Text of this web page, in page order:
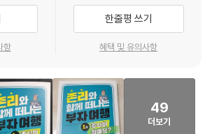
아이들에게 선물을 하나씩 주는데, 열어보니 상상
이 든 통장이다.
자해서 얻게 된 수익이라며 건넨 선물로 아이들과
했지만 취업이 안 돼 고민하는 율이에게 “취업
가는 존리의 조언과 주식 투자 방법에 대한 이
항
한줄평 쓰기
혜택 및 유의사항
49
더보기